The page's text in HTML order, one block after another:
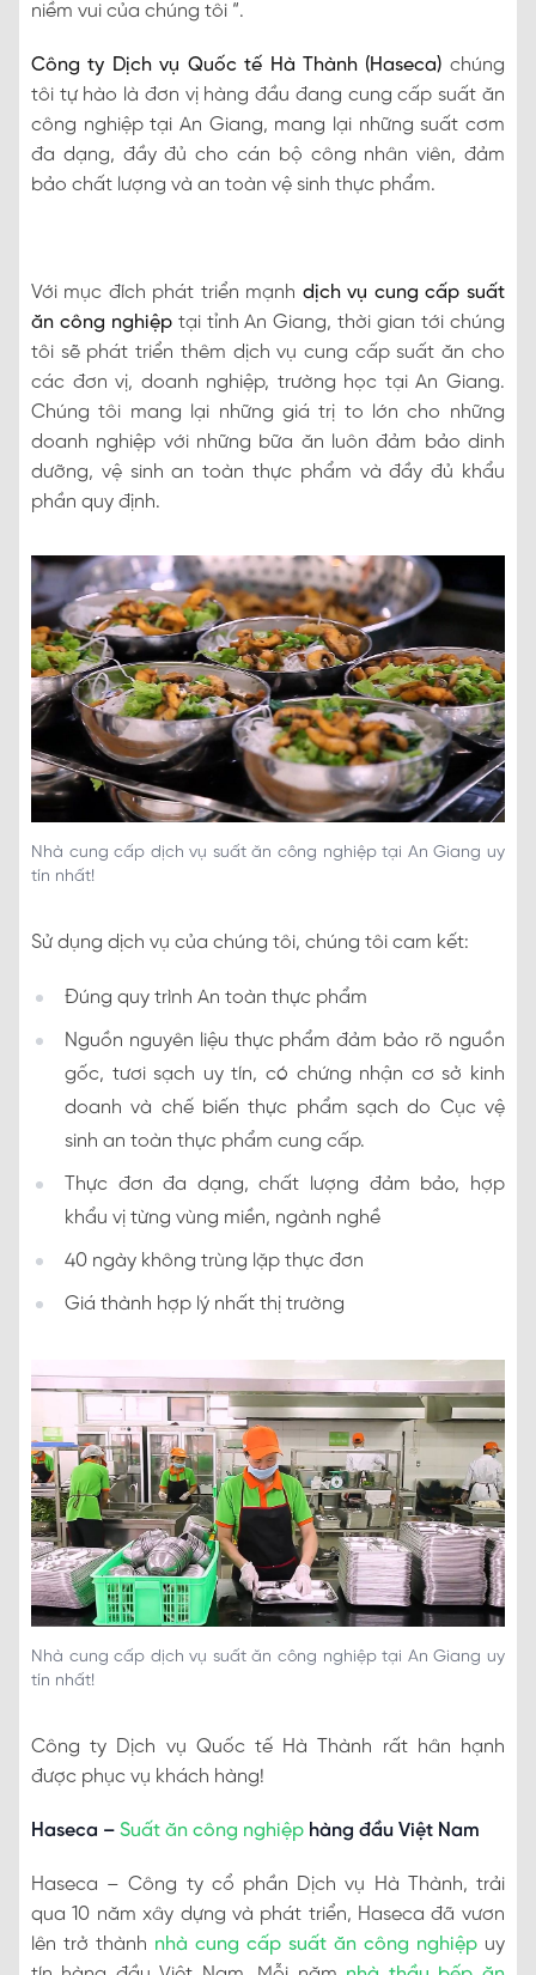
niềm vui của chúng tôi “.
Công ty Dịch vụ Quốc tế Hà Thành (Haseca) chúng
tôi tự hào là đơn vị hàng đầu đang cung cấp suất ăn
công nghiệp tại An Giang, mang lại những suất cơm
đa dạng, đầy đủ cho cán bộ công nhân viên, đảm
bảo chất lượng và an toàn vệ sinh thực phẩm.
Với mục đích phát triển mạnh dịch vụ cung cấp suất
ăn công nghiệptại tỉnh An Giang, thời gian tới chúng
tôi sẽ phát triển thêm dịch vụ cung cấp suất ăn cho
các đơn vị, doanh nghiệp, trường học tại An Giang.
Chúng tôi mang lại những giá trị to lớn cho những
doanh nghiệp với những bữa ăn luôn đảm bảo dinh
dưỡng, vệ sinh an toàn thực phẩm và đầy đủ khẩu
phần quy định.
Nhà cung cấp dịch vụ suất ăn công nghiệp tại An Giang uy
tín nhất!
Sử dụng dịch vụ của chúng tôi, chúng tôi cam kết:
Đúng quy trình An toàn thực phẩm
Nguồn nguyên liệu thực phẩm đảm bảo rõ nguồn
gốc, tươi sạch uy tín, có chứng nhận cơ sở kinh
doanh và chế biến thực phẩm sạch do Cục vệ
sinh an toàn thực phẩm cung cấp.
Thực đơn đa dạng, chất lượng đảm bảo, hợp
khẩu vị từng vùng miền, ngành nghề
40 ngày không trùng lặp thực đơn
Giá thành hợp lý nhất thị trường
Nhà cung cấp dịch vụ suất ăn công nghiệp tại An Giang uy
tín nhất!
Công ty Dịch vụ Quốc tế Hà Thành rất hân hạnh
được phục vụ khách hàng!
Haseca – Suất ăn công nghiệp hàng đầu Việt Nam
Haseca – Công ty cổ phần Dịch vụ Hà Thành, trải
qua 10 năm xây dựng và phát triển, Haseca đã vươn
lên trở thành nhà cung cấp suất ăn công nghiệpuy